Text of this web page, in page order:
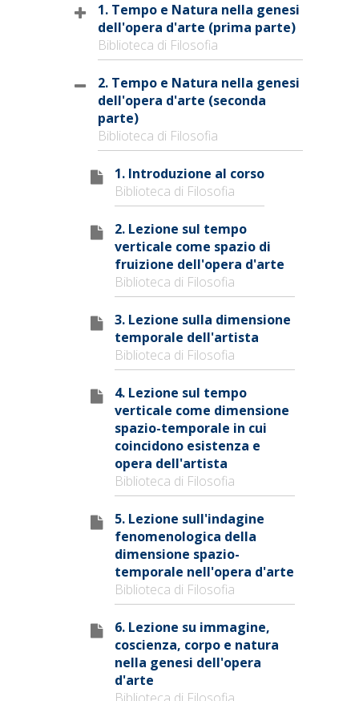
1. Tempo e Natura nella genesi
dell'opera d'arte (prima parte)
Biblioteca di Filosofia
2. Tempo e Natura nella genesi
dell'opera d'arte (seconda
parte)
Biblioteca di Filosofia
1. Introduzione al corso
Biblioteca di Filosofia
2. Lezione sul tempo
verticale come spazio di
fruizione dell'opera d'arte
Biblioteca di Filosofia
3. Lezione sulla dimensione
temporale dell'artista
Biblioteca di Filosofia
4. Lezione sul tempo
verticale come dimensione
spazio-temporale in cui
coincidono esistenza e
opera dell'artista
Biblioteca di Filosofia
5. Lezione sull'indagine
fenomenologica della
dimensione spazio-
temporale nell'opera d'arte
Biblioteca di Filosofia
6. Lezione su immagine,
coscienza, corpo e natura
nella genesi dell'opera
d'arte